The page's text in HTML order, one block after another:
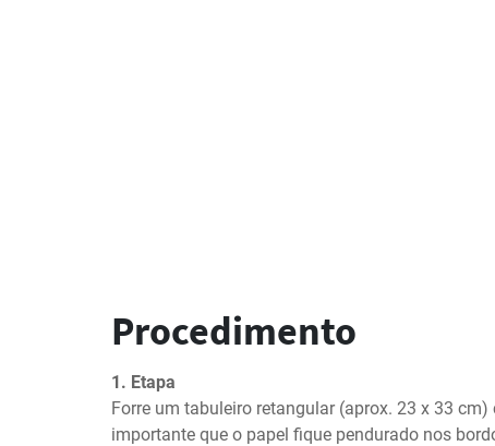
Procedimento
1. Etapa
Forre um tabuleiro retangular (aprox. 23 x 33 cm)
importante que o papel fique pendurado nos